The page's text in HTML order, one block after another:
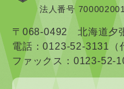
法人番号
〒068-0492 北海道夕
電話：0123-52-3131（
ファックス：0123-52-